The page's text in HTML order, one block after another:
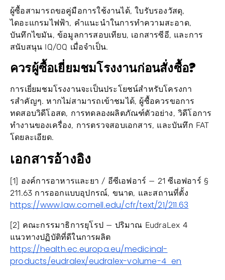
ไดอะแกรมไฟฟ้า, คำแนะนำในการทำความสะอาด,
บันทึกไขมัน, ข้อมูลการสอบเทียบ, เอกสารซีอี, และการ
สนับสนุน IQ/OQ เมื่อจำเป็น.
ควรผู้ซื้อเยี่ยมชมโรงงานก่อนสั่งซื้อ?
รสำคัญๆ. หากไม่สามารถเข้าชมได้, ผู้ซื้อควรขอการ
ทดสอบวิดีโอสด, การทดลองผลิตภัณฑ์ตัวอย่าง, วิดีโอการ
ทำงานของเครื่อง, การตรวจสอบเอกสาร, และบันทึก FAT
โดยละเอียด.
เอกสารอ้างอิง
211.63 การออกแบบอุปกรณ์, ขนาด, และสถานที่ตั้ง
https://www.law.cornell.edu/cfr/text/21/211.63
แนวทางปฏิบัติที่ดีในการผลิต
https://health.ec.europa.eu/medicinal-
products/eudralex/eudralex-volume-4_en